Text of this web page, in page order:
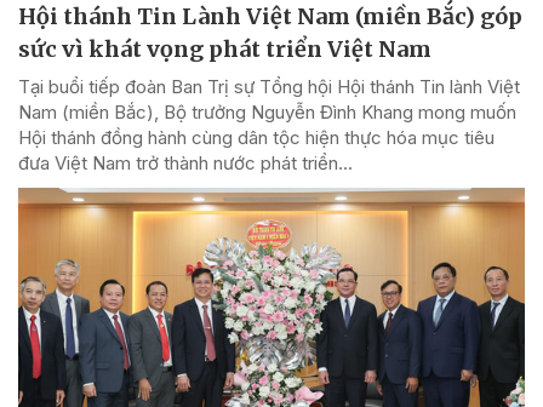
Hội thánh Tin Lành Việt Nam (miền Bắc) góp
sức vì khát vọng phát triển Việt Nam
Tại buổi tiếp đoàn Ban Trị sự Tổng hội Hội thánh Tin lành Việt
Nam (miền Bắc), Bộ trưởng Nguyễn Đình Khang mong muốn
Hội thánh đồng hành cùng dân tộc hiện thực hóa mục tiêu
đưa Việt Nam trở thành nước phát triển...